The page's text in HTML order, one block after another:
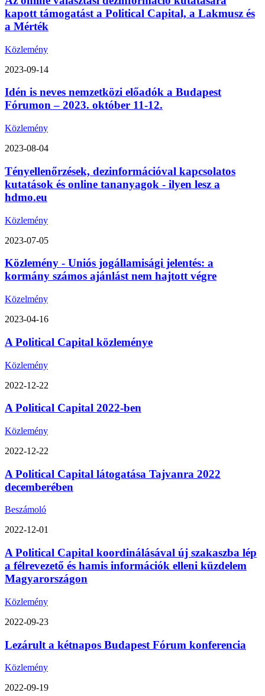
kapott támogatást a Political Capital, a Lakmusz és
a Mérték
Közlemény
2023-09-14
Idén is neves nemzetközi előadók a Budapest
Fórumon – 2023. október 11-12.
Közlemény
2023-08-04
Tényellenőrzések, dezinformációval kapcsolatos
kutatások és online tananyagok - ilyen lesz a
hdmo.eu
Közlemény
2023-07-05
Közlemény - Uniós jogállamisági jelentés: a
kormány számos ajánlást nem hajtott végre
Közelmény
2023-04-16
A Political Capital közleménye
Közlemény
2022-12-22
A Political Capital 2022-ben
Közlemény
2022-12-22
A Political Capital látogatása Tajvanra 2022
decemberében
Beszámoló
2022-12-01
A Political Capital koordinálásával új szakaszba lép
a félrevezető és hamis információk elleni küzdelem
Magyarországon
Közlemény
2022-09-23
Lezárult a kétnapos Budapest Fórum konferencia
Közlemény
2022-09-19